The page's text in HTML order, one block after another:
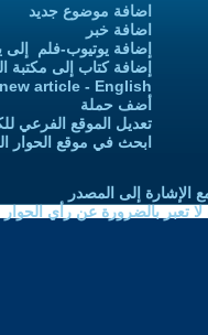
اضافة موضوع جديد
اضافة خبر
إضافة يوتيوب-فلم إلى
إضافة كتاب إلى مكتبة
article - English
أضف حملة
تعديل الموقع الفرعي
ابحث في موقع الحوار
الإشارة إلى المصدر
تعبر بالضرورة عن رأي الحوار